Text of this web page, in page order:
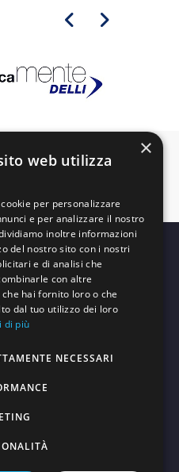
×
web utilizza
per personalizzare
e per analizzare il nostro
inoltre informazioni
del nostro sito con i nostri
e di analisi che
con altre
hai fornito loro o che
dal tuo utilizzo dei loro
di più
NECESSARI